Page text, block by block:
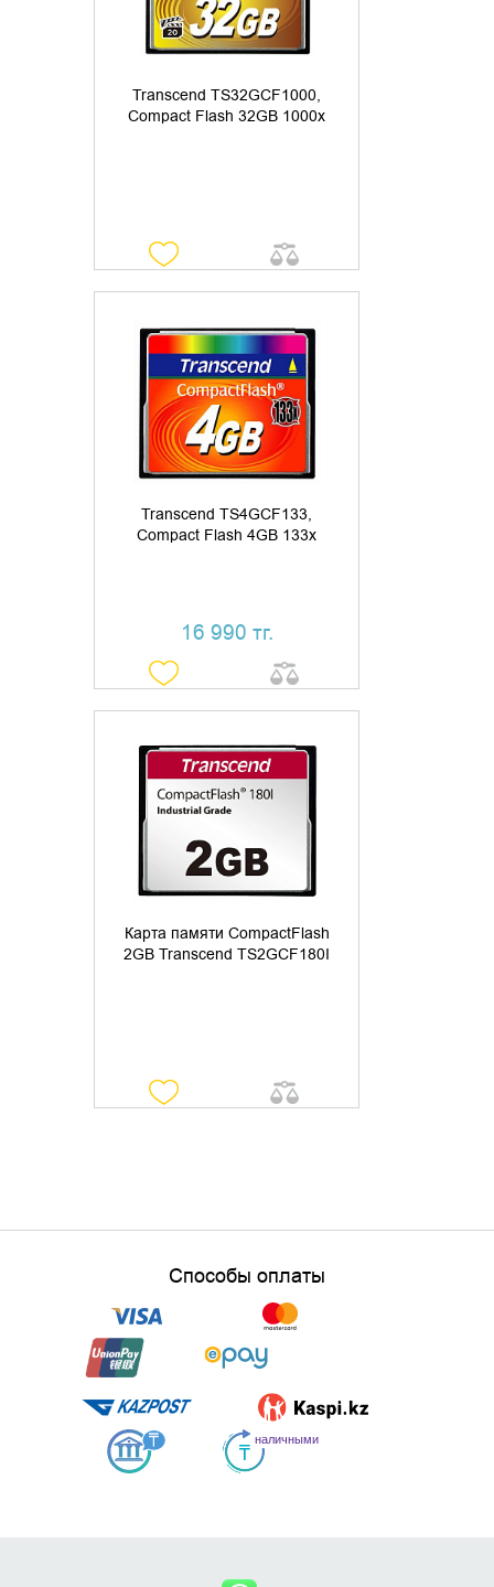
Transcend TS32GCF1000,
Compact Flash 32GB 1000x
Transcend TS4GCF133,
Compact Flash 4GB 133x
16 990 тг.
ДОБАВИТЬ В КОРЗИНУ
КУПИТЬ В 1 КЛИК
Карта памяти CompactFlash
2GB Transcend TS2GCF180I
УТОЧНИТЬ НАЛИЧИЕ
Способы оплаты